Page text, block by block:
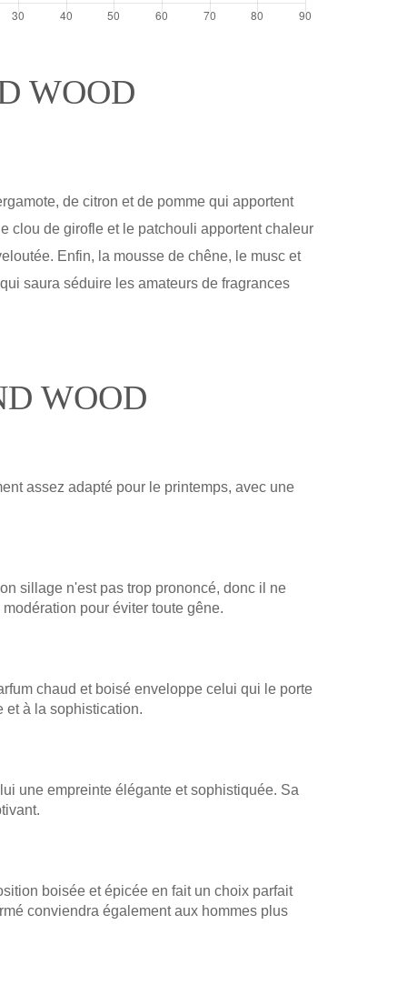
WOOD
de citron et de pomme qui apportent
clou de girofle et le patchouli apportent chaleur
Enfin, la mousse de chêne, le musc et
saura séduire les amateurs de fragrances
WOOD
assez adapté pour le printemps, avec une
sillage n'est pas trop prononcé, donc il ne
pour éviter toute gêne.
chaud et boisé enveloppe celui qui le porte
et à la sophistication.
une empreinte élégante et sophistiquée. Sa
boisée et épicée en fait un choix parfait
conviendra également aux hommes plus